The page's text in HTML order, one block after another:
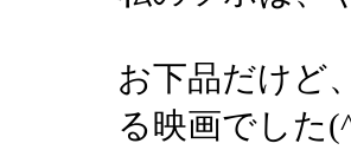
お下品だけど
る映画でした